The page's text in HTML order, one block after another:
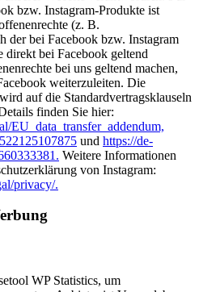
bzw. Instagram-Produkte ist
(z. B.
der bei Facebook bzw. Instagram
direkt bei Facebook geltend
bei uns geltend machen,
weiterzuleiten. Die
auf die Standardvertragsklauseln
finden Sie hier:
EU_data_transfer_addendum,
und https://de-
Weitere Informationen
von Instagram:
privacy/.
WP Statistics, um